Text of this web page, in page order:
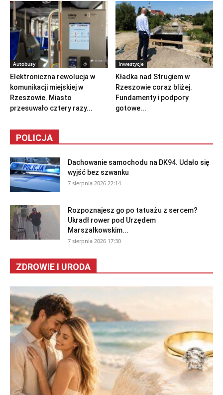
Autobusy
Elektroniczna rewolucja w
komunikacji miejskiej w
Rzeszowie. Miasto
przesuwało cztery razy...
Inwestycje
Kładka nad Strugiem w
Rzeszowie coraz bliżej.
Fundamenty i podpory
gotowe...
POLICJA
Dachowanie samochodu na DK94. Udało się
wyjść bez szwanku
7 sierpnia 2026 22:14
Rozpoznajesz go po tatuażu z sercem?
Ukradł rower pod Urzędem
Marszałkowskim...
7 sierpnia 2026 17:30
ZDROWIE I URODA